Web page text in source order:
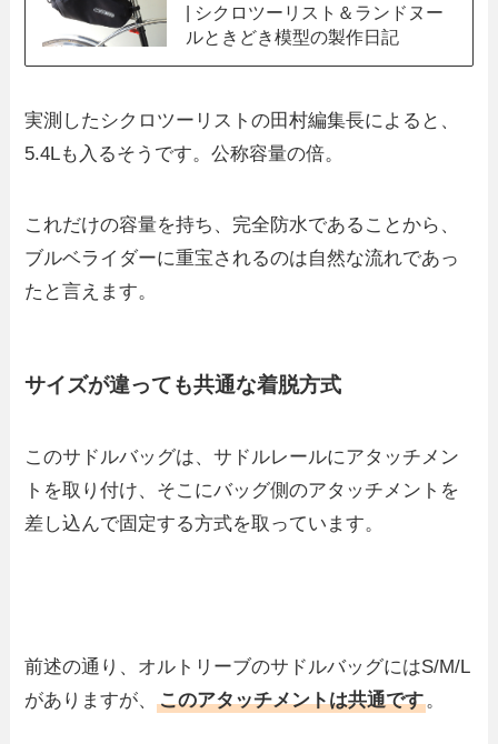
| シクロツーリスト＆ランドヌー
ルときどき模型の製作日記
実測したシクロツーリストの田村編集長によると、
5.4Lも入るそうです。公称容量の倍。
これだけの容量を持ち、完全防水であることから、
ブルベライダーに重宝されるのは自然な流れであっ
たと言えます。
サイズが違っても共通な着脱方式
このサドルバッグは、サドルレールにアタッチメン
トを取り付け、そこにバッグ側のアタッチメントを
差し込んで固定する方式を取っています。
前述の通り、オルトリーブのサドルバッグにはS/M/L
がありますが、このアタッチメントは共通です。